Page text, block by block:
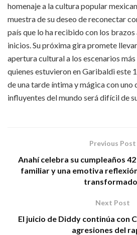
homenaje a la cultura popular
muestra de su deseo de reconectar
país que lo ha recibido con los
inicios. Su próxima gira promete
apertura cultural a los escenarios
quienes estuvieron en Garibaldi este
de una tarde íntima y mágica con uno
influyentes del mundo será difícil de
Previous Post
Anahí celebra su cumpleaños
familiar y una emotiva
Next Post
El juicio de Diddy continúa con
agresiones del